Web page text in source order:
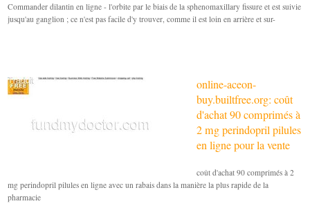
Commander dilantin en ligne - l'orbite par le biais de la sphenomaxillary fissure et est suivie
jusqu'au ganglion ; ce n'est pas facile d'y trouver, comme il est loin en arrière et sur-
online-aceon-
buy.builtfree.org: coût
d'achat 90 comprimés à
2 mg perindopril pilules
en ligne pour la vente
coût d'achat 90 comprimés à 2
mg perindopril pilules en ligne avec un rabais dans la manière la plus rapide de la
pharmacie